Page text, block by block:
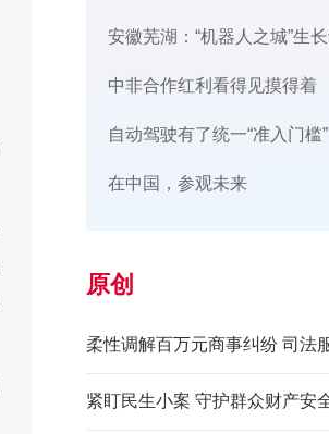
安徽芜湖：“机器人之城”生
中非合作红利看得见摸得着
自动驾驶有了统一“准入门槛”
在中国，参观未来
原创
柔性调解百万元商事纠纷 司法
紧盯民生小案 守护群众财产安